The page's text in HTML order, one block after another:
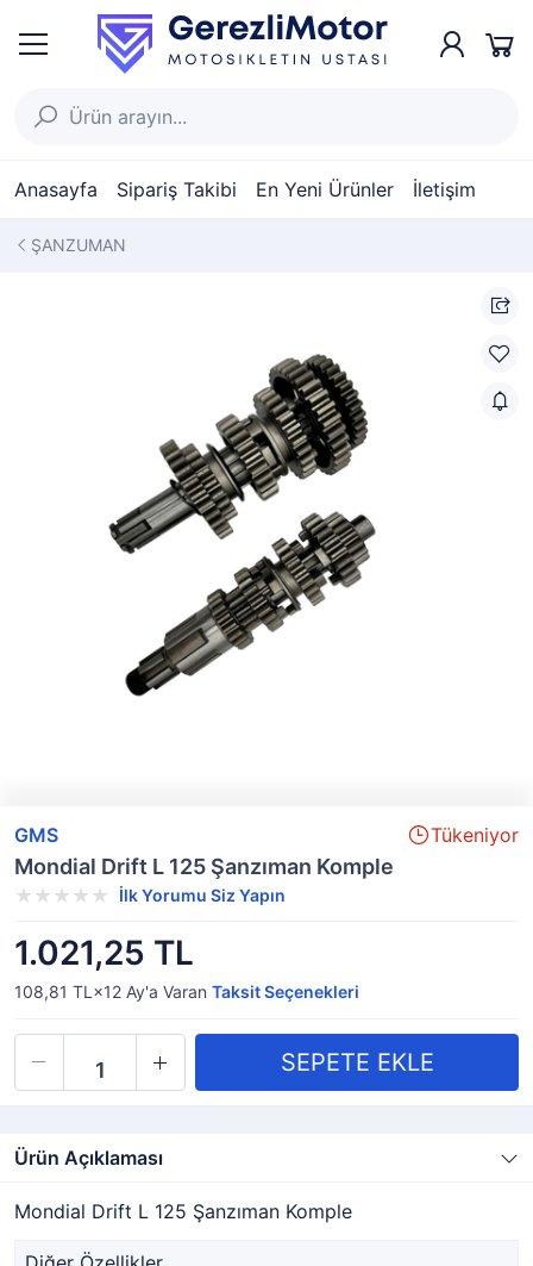
Anasayfa Sipariş Takibi En Yeni Ürünler İletişim
ŞANZUMAN
GMS Tükeniyor
Mondial Drift L 125 Şanzıman Komple
İlk Yorumu Siz Yapın
1.021,25 TL
108,81 TL×12 Ay'a Varan Taksit Seçenekleri
Ürün Açıklaması
Mondial Drift L 125 Şanzıman Komple